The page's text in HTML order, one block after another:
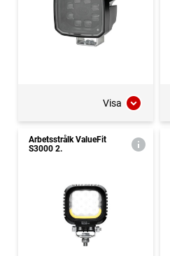
Visa
Arbetsstrålk ValueFit
S3000 2.